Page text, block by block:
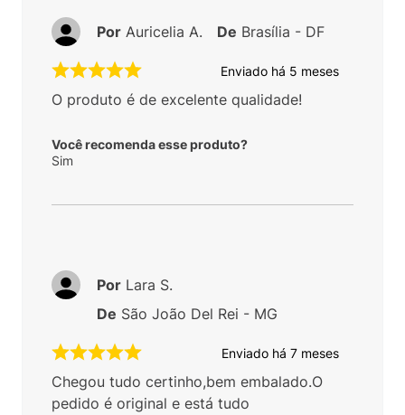
Enviado há 5 meses
O produto é de excelente qualidade!
Você recomenda esse produto?
Sim
Por Auricelia A. De Brasília - DF
Enviado há 7 meses
Chegou tudo certinho,bem embalado.O
pedido é original e está tudo
Por Lara S.
De São João Del Rei - MG